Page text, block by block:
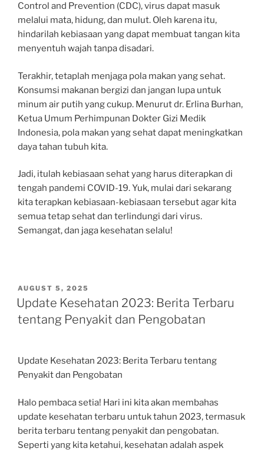
Control and Prevention (CDC), virus dapat masuk
melalui mata, hidung, dan mulut. Oleh karena itu,
hindarilah kebiasaan yang dapat membuat tangan kita
menyentuh wajah tanpa disadari.
Terakhir, tetaplah menjaga pola makan yang sehat.
Konsumsi makanan bergizi dan jangan lupa untuk
minum air putih yang cukup. Menurut dr. Erlina Burhan,
Ketua Umum Perhimpunan Dokter Gizi Medik
Indonesia, pola makan yang sehat dapat meningkatkan
daya tahan tubuh kita.
Jadi, itulah kebiasaan sehat yang harus diterapkan di
tengah pandemi COVID-19. Yuk, mulai dari sekarang
kita terapkan kebiasaan-kebiasaan tersebut agar kita
semua tetap sehat dan terlindungi dari virus.
Semangat, dan jaga kesehatan selalu!
POSTED
ON
AUGUST 5, 2025
Update Kesehatan 2023: Berita Terbaru
tentang Penyakit dan Pengobatan
Update Kesehatan 2023: Berita Terbaru tentang
Penyakit dan Pengobatan
Halo pembaca setia! Hari ini kita akan membahas
update kesehatan terbaru untuk tahun 2023, termasuk
berita terbaru tentang penyakit dan pengobatan.
Seperti yang kita ketahui, kesehatan adalah aspek